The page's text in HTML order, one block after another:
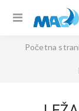
Početna